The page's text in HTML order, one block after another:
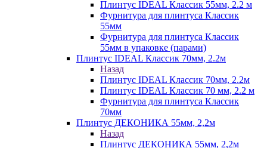
Плинтус IDEAL Классик 55мм, 2.2 м
Фурнитура для плинтуса Классик
55мм
Фурнитура для плинтуса Классик
55мм в упаковке (парами)
Плинтус IDEAL Классик 70мм, 2.2м
Назад
Плинтус IDEAL Классик 70мм, 2.2м
Плинтус IDEAL Классик 70 мм, 2.2 м
Фурнитура для плинтуса Классик
70мм
Плинтус ДЕКОНИКА 55мм, 2,2м
Назад
Плинтус ДЕКОНИКА 55мм, 2,2м